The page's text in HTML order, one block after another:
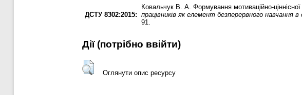
ДСТУ 8302:2015:
Ковальчук В. А. Формування мотиваційно-
працівників як елемент безперервного навчання
91.
Дії ​​(потрібно ввійти)
Оглянути опис ресурсу